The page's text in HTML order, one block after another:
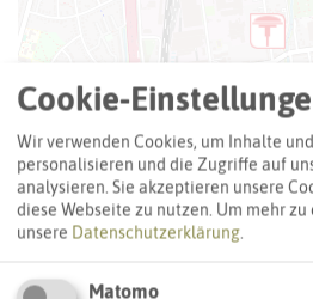
Cookie-
Wir verwenden Cookies, um Inhalte
personalisieren und die Zugriffe auf
analysieren. Sie akzeptieren unsere
diese Webseite zu nutzen. Um mehr
unsere Datenschutzerklärung.
Matomo